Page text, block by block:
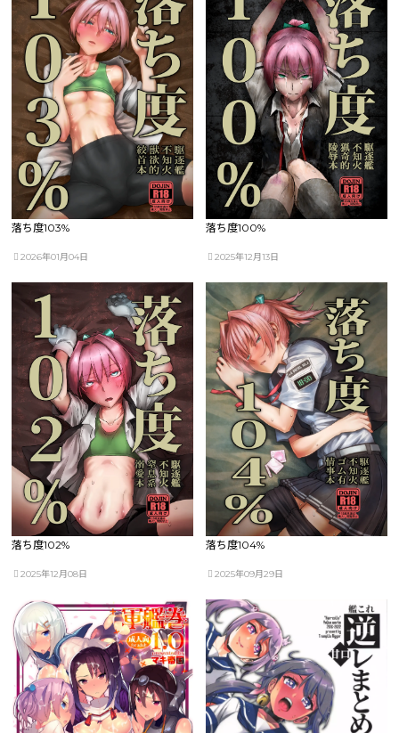
落ち度103%
2026年01月04日
落ち度100%
2025年12月13日
落ち度102%
2025年12月08日
落ち度104%
2025年09月29日